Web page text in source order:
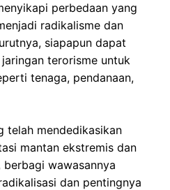
perbedaan yang
radikalisme dan
siapapun dapat
terorisme untuk
tenaga, pendanaan,
telah mendedikasikan
mantan ekstremis dan
wawasannya
dan pentingnya